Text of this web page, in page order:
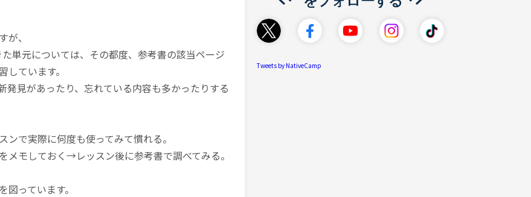
、
単元については、その都度、参考書の該当ページ
ています。
発見があったり、忘れている内容も多かったりする
で実際に何度も使ってみて慣れる。
メモしておく→レッスン後に参考書で調べてみる。
っています。
Tweets by NativeCamp